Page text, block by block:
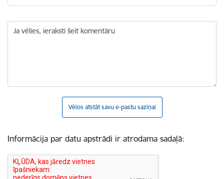
Ja vēlies, ieraksti šeit komentāru
Vēlos atstāt savu e-pastu saziņai
Informācija par datu apstrādi ir atrodama sadaļā: